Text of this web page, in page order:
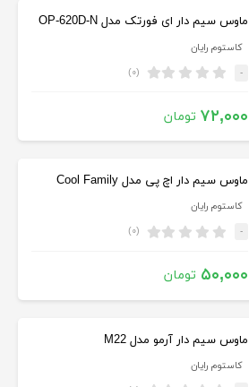
ماوس سیم دار ای فورتک مدل OP-620D-N
کاستوم رایان
- (۰)
۷۲,۰۰۰ تومان
ماوس سیم دار اچ پی مدل Cool Family
کاستوم رایان
- (۰)
۵۰,۰۰۰ تومان
ماوس سیم دار آرمو مدل M22
کاستوم رایان